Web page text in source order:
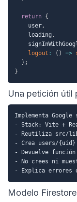
return {
    user
,
    loading
,
logout : ( ) =>
} ;
}
Una petición útil
Implementa
- Stack: Vite +
- Reutiliza src/
- Crea users/
- Devuelve
- No crees ni
Modelo